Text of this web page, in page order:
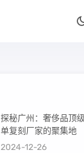
探秘广州：奢侈品顶
单复刻厂家的聚集地
2024-12-26